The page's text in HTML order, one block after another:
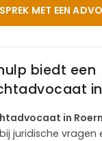
MET EEN
biedt een
in
juridische vragen